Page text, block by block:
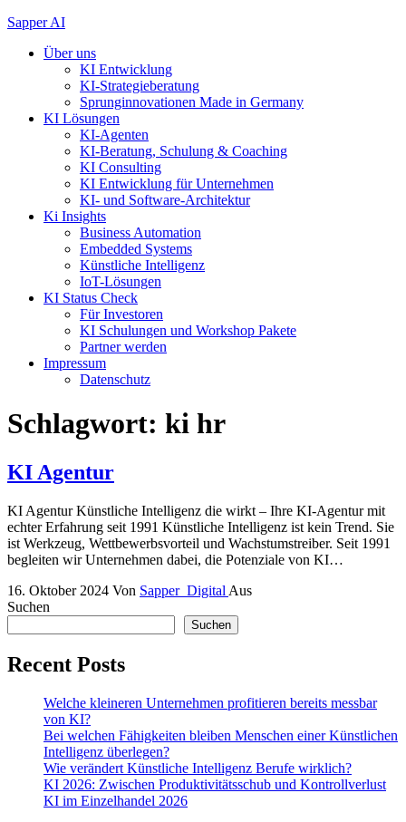
Zum
springen
Sapper AI
Über uns
KI Entwicklung
KI-Strategieberatung
Sprunginnovationen Made in Germany
KI Lösungen
KI-Agenten
KI-Beratung, Schulung & Coaching
KI Consulting
KI Entwicklung für Unternehmen
KI- und Software-Architektur
Ki Insights
Business Automation
Embedded Systems
Künstliche Intelligenz
IoT-Lösungen
KI Status Check
Für Investoren
KI Schulungen und Workshop Pakete
Partner werden
Impressum
Datenschutz
Schlagwort: ki hr
KI Agentur
KI Agentur Künstliche Intelligenz die wirkt – Ihre KI-Agentur mit
echter Erfahrung seit 1991 Künstliche Intelligenz ist kein Trend. Sie
ist Werkzeug, Wettbewerbsvorteil und Wachstumstreiber. Seit 1991
begleiten wir Unternehmen dabei, die Potenziale von KI…
16. Oktober 2024 Von Sapper_Digital Aus
Suchen
Suchen
Recent Posts
Welche kleineren Unternehmen profitieren bereits messbar
von KI?
Bei welchen Fähigkeiten bleiben Menschen einer Künstlichen
Intelligenz überlegen?
Wie verändert Künstliche Intelligenz Berufe wirklich?
KI 2026: Zwischen Produktivitätsschub und Kontrollverlust
KI im Einzelhandel 2026